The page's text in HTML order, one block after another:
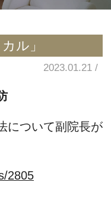
ル」
2023.01.21
について副院長が
2805